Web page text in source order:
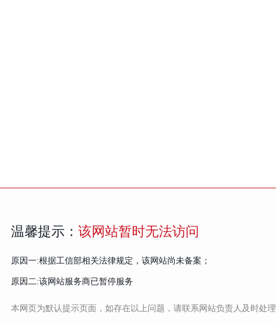
温馨提示： 该网站暂时无法访问
原因一:根据工信部相关法律规定，该网站尚未备案；
原因二:该网站服务商已暂停服务
本网页为默认提示页面，如存在以上问题，请联系网站负责人及时处理